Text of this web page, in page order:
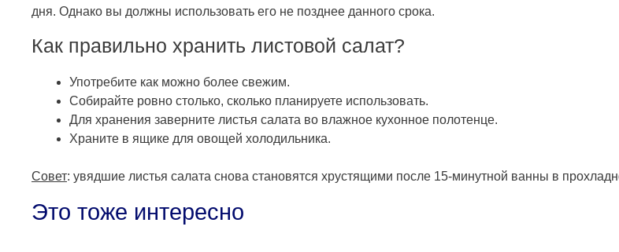
дня. Однако вы должны использовать его не позднее данного срока.
Как правильно хранить листовой салат?
Употребите как можно более свежим.
Собирайте ровно столько, сколько планируете использовать.
Для хранения заверните листья салата во влажное кухонное полотенце.
Храните в ящике для овощей холодильника.
Совет: увядшие листья салата снова становятся хрустящими после 15-минутной ванны в
Это тоже интересно